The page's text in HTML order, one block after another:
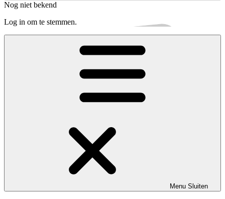
Nog niet bekend
Log in om te stemmen.
Menu Sluiten